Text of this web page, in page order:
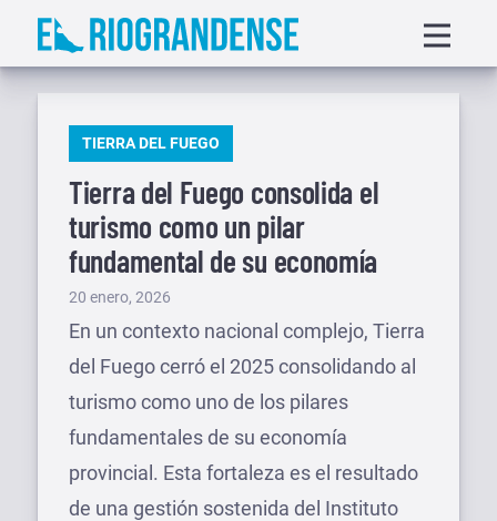
Saltar
menu
PUBLICADO
TIERRA DEL FUEGO
Tierra del Fuego consolida el
turismo como un pilar
fundamental de su economía
Publicado
el
20 enero, 2026
En un contexto nacional complejo, Tierra
del Fuego cerró el 2025 consolidando al
turismo como uno de los pilares
fundamentales de su economía
provincial. Esta fortaleza es el resultado
de una gestión sostenida del Instituto